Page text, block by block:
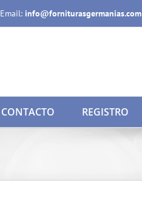
Email: info@forniturasgermanias.com
CONTACTO REGISTRO